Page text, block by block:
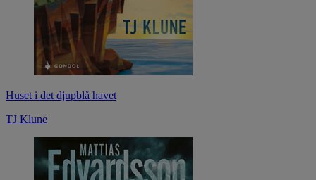
Huset i det djupblå havet
TJ Klune